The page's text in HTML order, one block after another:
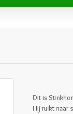
Dit is
Hij ruikt naar